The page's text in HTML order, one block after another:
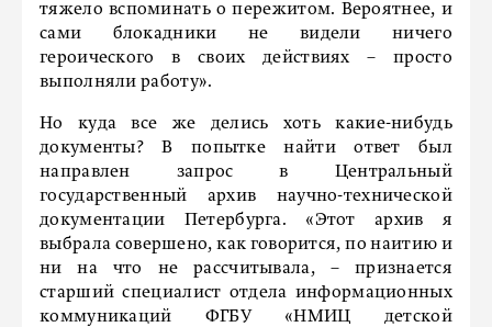
тяжело вспоминать о пережитом. Вероятнее, и
сами блокадники не видели ничего
героического в своих действиях – просто
выполняли работу».
Но куда все же делись хоть какие-нибудь
документы? В попытке найти ответ был
направлен запрос в Центральный
государственный архив научно-технической
документации Петербурга. «Этот архив я
выбрала совершено, как говорится, по наитию и
ни на что не рассчитывала, – признается
старший специалист отдела информационных
коммуникаций ФГБУ «НМИЦ детской